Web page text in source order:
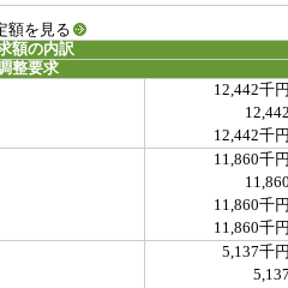
額を見る
額の内訳
整要求
12,442千
12,442千
11,860千
11,860千
11,860千
5,137千